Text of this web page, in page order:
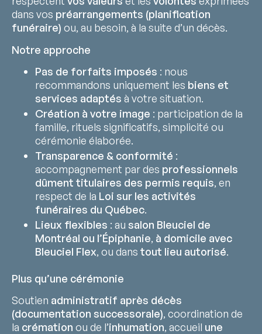
dans vos préarrangements (planification
funéraire) ou, au besoin, à la suite d’un décès.
Notre approche
Pas de forfaits imposés : nous
recommandons uniquement les biens et
services adaptés à votre situation.
Création à votre image : participation de la
famille, rituels significatifs, simplicité ou
cérémonie élaborée.
Transparence & conformité :
accompagnement par des professionnels
dûment titulaires des permis requis, en
respect de la Loi sur les activités
funéraires du Québec.
Lieux flexibles : au salon Bleuciel de
Montréal ou l’Épiphanie, à domicile avec
Bleuciel Flex, ou dans tout lieu autorisé.
Plus qu’une cérémonie
Soutien administratif après décès
(documentation successorale), coordination de
la crémation ou de l’inhumation, accueil une